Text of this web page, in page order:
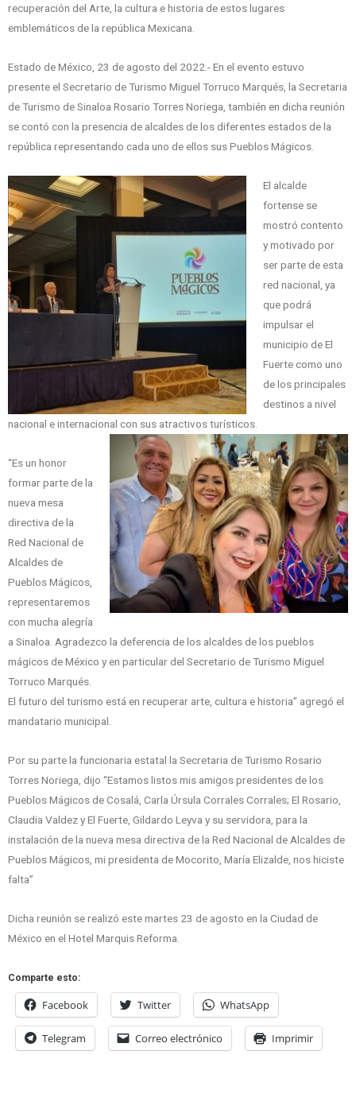
recuperación del Arte, la cultura e historia de estos lugares
emblemáticos de la república Mexicana.
Estado de México, 23 de agosto del 2022.- En el evento estuvo
presente el Secretario de Turismo Miguel Torruco Marqués, la Secretaria
de Turismo de Sinaloa Rosario Torres Noriega, también en dicha reunión
se contó con la presencia de alcaldes de los diferentes estados de la
república representando cada uno de ellos sus Pueblos Mágicos.
El alcalde
fortense se
mostró contento
y motivado por
ser parte de esta
red nacional, ya
que podrá
impulsar el
municipio de El
Fuerte como uno
de los principales
destinos a nivel
nacional e internacional con sus atractivos turísticos.
“Es un honor
formar parte de la
nueva mesa
directiva de la
Red Nacional de
Alcaldes de
Pueblos Mágicos,
representaremos
con mucha alegría
a Sinaloa. Agradezco la deferencia de los alcaldes de los pueblos
mágicos de México y en particular del Secretario de Turismo Miguel
Torruco Marqués.
El futuro del turismo está en recuperar arte, cultura e historia” agregó el
mandatario municipal.
Por su parte la funcionaria estatal la Secretaria de Turismo Rosario
Torres Noriega, dijo “Estamos listos mis amigos presidentes de los
Pueblos Mágicos de Cosalá, Carla Úrsula Corrales Corrales; El Rosario,
Claudia Valdez y El Fuerte, Gildardo Leyva y su servidora, para la
instalación de la nueva mesa directiva de la Red Nacional de Alcaldes de
Pueblos Mágicos, mi presidenta de Mocorito, María Elizalde, nos hiciste
falta”
Dicha reunión se realizó este martes 23 de agosto en la Ciudad de
México en el Hotel Marquis Reforma.
Comparte esto:
Facebook Twitter WhatsApp
Telegram Correo electrónico Imprimir